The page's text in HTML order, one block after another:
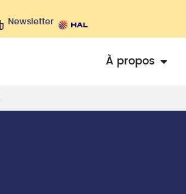
Newsletter
À propos